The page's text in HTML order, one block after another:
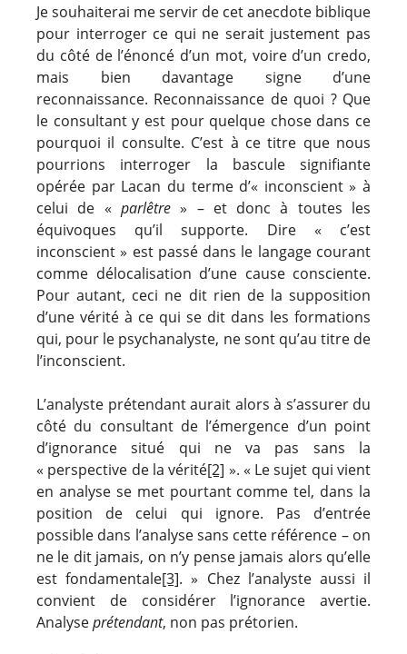
Je souhaiterai me servir de cet anecdote biblique
pour interroger ce qui ne serait justement pas
du côté de l’énoncé d’un mot, voire d’un credo,
mais bien davantage signe d’une
reconnaissance. Reconnaissance de quoi ? Que
le consultant y est pour quelque chose dans ce
pourquoi il consulte. C’est à ce titre que nous
pourrions interroger la bascule signifiante
opérée par Lacan du terme d’« inconscient » à
celui de « parlêtre» – et donc à toutes les
équivoques qu’il supporte. Dire « c’est
inconscient » est passé dans le langage courant
comme délocalisation d’une cause consciente.
Pour autant, ceci ne dit rien de la supposition
d’une vérité à ce qui se dit dans les formations
qui, pour le psychanalyste, ne sont qu’au titre de
l’inconscient.
L’analyste prétendant aurait alors à s’assurer du
côté du consultant de l’émergence d’un point
d’ignorance situé qui ne va pas sans la
« perspective de la vérité[2] ». « Le sujet qui vient
en analyse se met pourtant comme tel, dans la
position de celui qui ignore. Pas d’entrée
possible dans l’analyse sans cette référence – on
ne le dit jamais, on n’y pense jamais alors qu’elle
est fondamentale[3]. » Chez l’analyste aussi il
convient de considérer l’ignorance avertie.
Analyseprétendant, non pas prétorien.